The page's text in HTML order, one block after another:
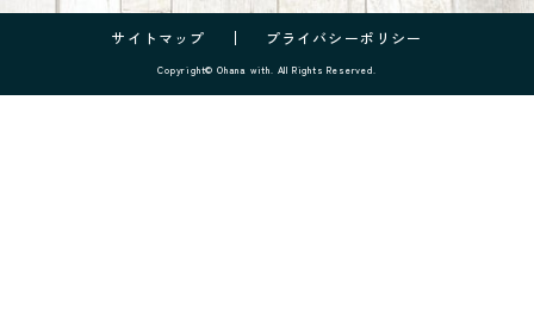
サイトマップ プライバシーポリシー
Copyright© Ohana with. All Rights Reserved.